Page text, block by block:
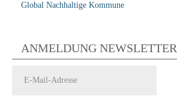
Global Nachhaltige Kommune
ANMELDUNG NEWSLETTER